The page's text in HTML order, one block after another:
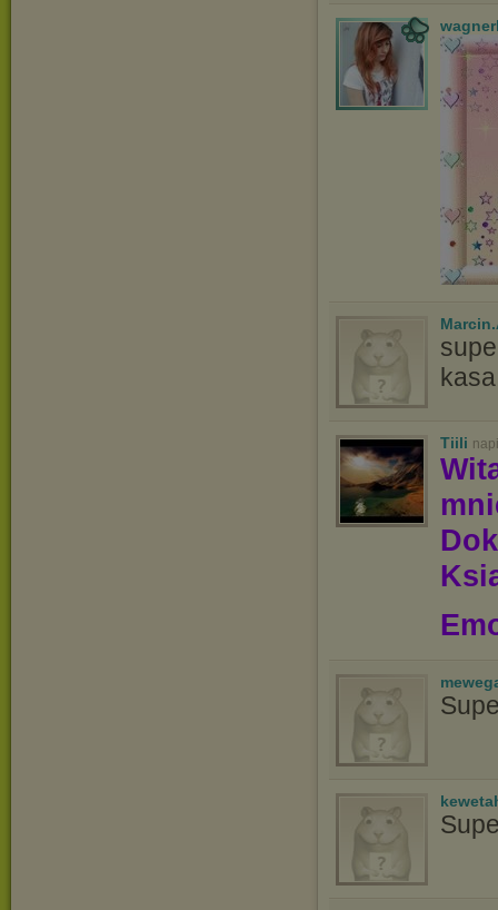
Tiili